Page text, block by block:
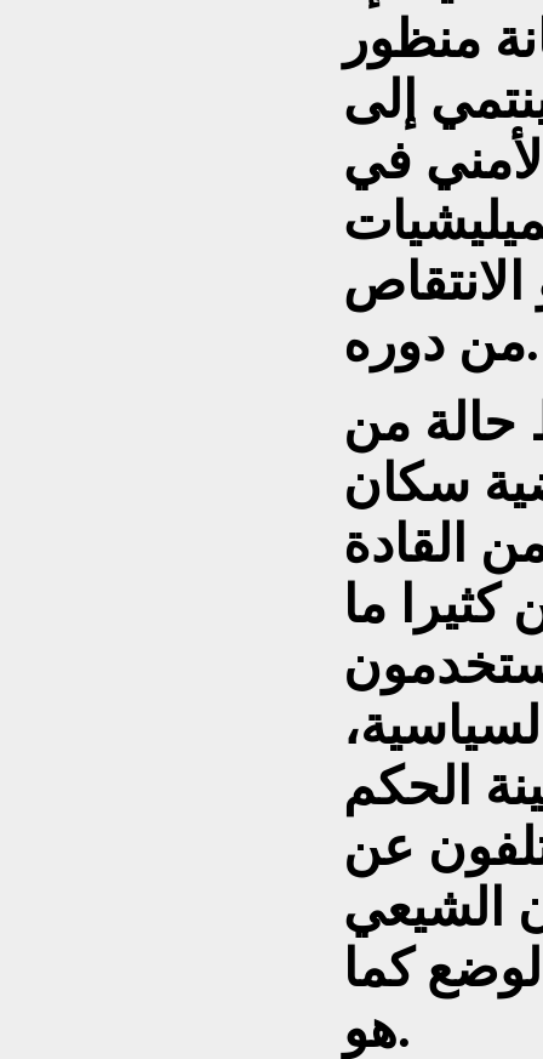
منظور
إلى
في
من دوره.
حالة من
سكان
القادة
كثيرا ما
الحكم
عن
الشيعي
كما
هو.